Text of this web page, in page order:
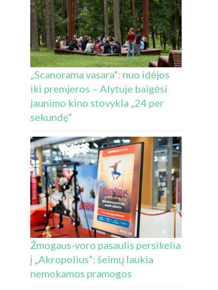
„Scanorama vasara“: nuo idėjos
iki premjeros – Alytuje baigėsi
jaunimo kino stovykla „24 per
sekundę“
Žmogaus-voro pasaulis persikelia
į „Akropolius“: šeimų laukia
nemokamos pramogos